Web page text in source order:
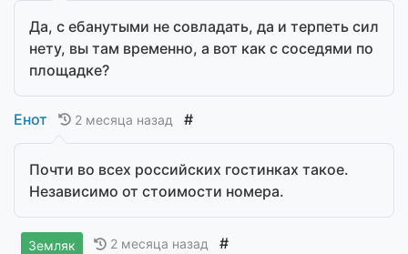
Да, с ебанутыми не совладать, да и терпеть сил
нету, вы там временно, а вот как с соседями по
площадке?
Енот 2 месяца назад #
Почти во всех российских гостинках такое.
Независимо от стоимости номера.
Земляк 2 месяца назад #